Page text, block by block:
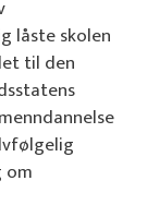
låste skolen
til den
om